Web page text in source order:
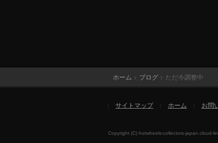
ホーム ブログ ただ今調整中
サイトマップ ホーム お問
Copyright (C) hotwheels-collectors-japan.cloud-